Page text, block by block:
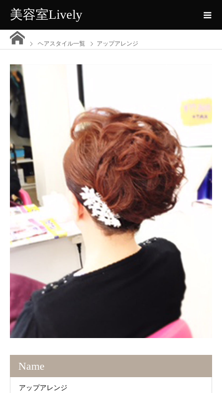
美容室Lively
ヘアスタイル一覧 アップアレンジ
Name
アップアレンジ